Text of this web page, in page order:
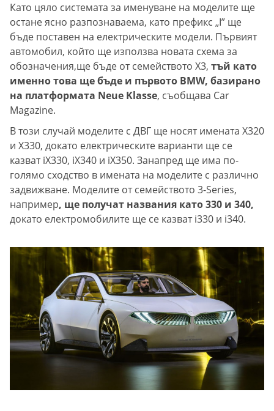
Като цяло системата за именуване на моделите ще
остане ясно разпознаваема, като префикс „I” ще
бъде поставен на електрическите модели. Първият
автомобил, който ще използва новата схема за
обозначения,ще бъде от семейството X3, тъй като
именно това ще бъде и първото BMW, базирано
на платформата Neue Klasse, съобщава Car
Magazine.
В този случай моделите с ДВГ ще носят имената X320
и X330, докато електрическите варианти ще се
казват iX330, iX340 и iX350. Занапред ще има по-
голямо сходство в имената на моделите с различно
задвижване. Моделите от семейството 3-Series,
например, ще получат названия като 330 и 340,
докато електромобилите ще се казват i330 и i340.